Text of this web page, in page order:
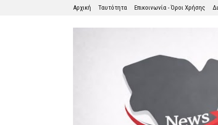
Αρχική Ταυτότητα Επικοινωνία - Όροι Χρήσης